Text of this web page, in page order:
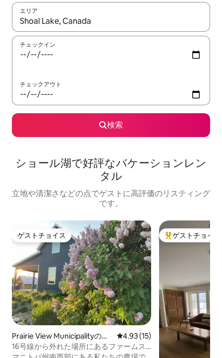
エリア
検索結果が表示されたら、上下の矢印キーを使って移動するか
チェックイン
チェックアウト
検索
ショール湖で好評なバケーションレン
タル
立地や清潔さなどの点でゲストに高評価のリスティング
です。
ゲストチョイス
ゲストチョイス
Prairie View Municipalityのゲ
ストスイート
レビュー15件、5つ星中4.93つ
4.93 (15)
16号線から外れた場所にあるファームス
テイ | 自然とオープンスペース
大好評のゲスト
ゲストチョイス